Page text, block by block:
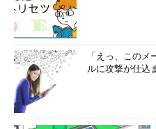
「えっ、この
ルに攻撃が仕込